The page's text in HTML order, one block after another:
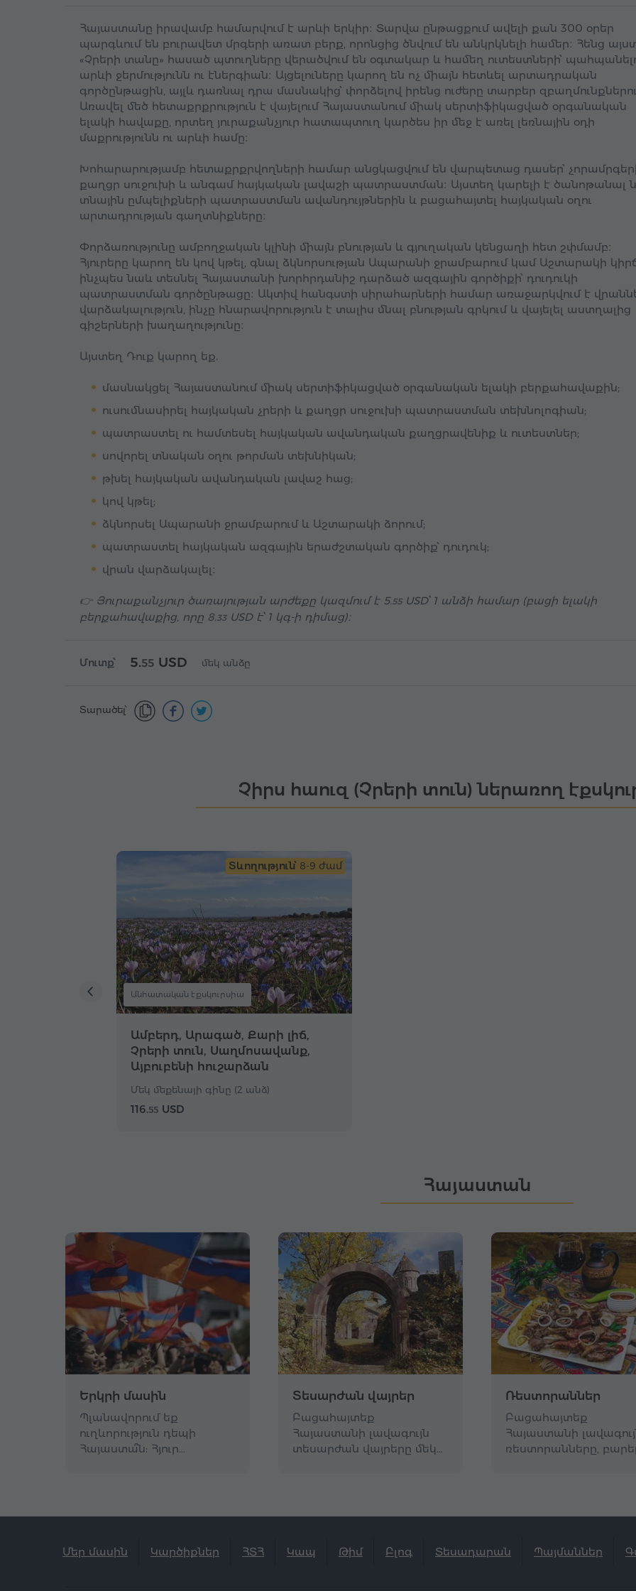
Հայաստանը իրավամբ համարվում է արևի երկիր։ Տարվա ընթացքում ավելի քան 300 օրեր
պարգևում են բուրավետ մրգերի առատ բերք, որոնցից ծնվում են անկրկնելի համեր։ Հենց
«Չրերի տանը» հասած պտուղները վերածվում են օգտակար և համեղ ուտեստների՝
արևի ջերմությունն ու էներգիան։ Այցելուները կարող են ոչ միայն հետևել արտադրական
գործընթացին, այլև դառնալ դրա մասնակից՝ փորձելով իրենց ուժերը տարբեր
Առավել մեծ հետաքրքրություն է վայելում Հայաստանում միակ սերտիֆիկացված օրգանական
ելակի հավաքը, որտեղ յուրաքանչյուր հատապտուղ կարծես իր մեջ է առել լեռնային օդի
մաքրությունն ու արևի համը։
Խոհարարությամբ հետաքրքրվողների համար անցկացվում են վարպետաց դասեր՝
քաղցր սուջուխի և անգամ հայկական լավաշի պատրաստման։ Այստեղ կարելի է ծանոթանալ
տնային ըմպելիքների պատրաստման ավանդույթներին և բացահայտել հայկական օղու
արտադրության գաղտնիքները։
Փորձառությունը ամբողջական կլինի միայն բնության և գյուղական կենցաղի հետ շփմամբ։
Հյուրերը կարող են կով կթել, գնալ ձկնորսության Ապարանի ջրամբարում կամ Աշտարակի
ինչպես նաև տեսնել Հայաստանի խորհրդանիշ դարձած ազգային գործիքի՝ դուդուկի
պատրաստման գործընթացը։ Ակտիվ հանգստի սիրահարների համար առաջարկվում է
վարձակալություն, ինչը հնարավորություն է տալիս մնալ բնության գրկում և վայելել աստղալից
գիշերների խաղաղությունը։
Այստեղ Դուք կարող եք.
մասնակցել Հայաստանում միակ սերտիֆիկացված օրգանական ելակի բերքահավաքին;
ուսումնասիրել հայկական չրերի և քաղցր սուջուխի պատրաստման տեխնոլոգիան;
պատրաստել ու համտեսել հայկական ավանդական քաղցրավենիք և ուտեստներ;
սովորել տնական օղու թորման տեխնիկան;
թխել հայկական ավանդական լավաշ հաց;
կով կթել;
ձկնորսել Ապարանի ջրամբարում և Աշտարակի ձորում;
պատրաստել հայկական ազգային երաժշտական գործիք՝ դուդուկ;
վրան վարձակալել։
👉 Յուրաքանչյուր ծառայության արժեքը կազմում է 5.55USD՝ 1 անձի համար (բացի ելակի
բերքահավաքից, որը 8.33USDէ՝ 1 կգ-ի դիմաց)։
Մուտք՝ 5.55 USD մեկ անձը
Տարածել՝
Չիրս հաուզ (Չրերի տուն) ներառող
Տևողություն՝ 8-9 ժամ
Անհատական էքսկուրսիա
Ամբերդ, Արագած, Քարի լիճ,
Չրերի տուն, Սաղմոսավանք,
Այբուբենի հուշարձան
Մեկ մեքենայի գինը (2 անձ)
116.55 USD
Հայաստան
Երկրի մասին
Պլանավորում եք
ուղևորություն դեպի
Հայաստա՞ն: Հյուր…
Տեսարժան վայրեր
Բացահայտեք
Հայաստանի լավագույն
տեսարժան վայրերը մեկ…
Ռեստորաններ
Բացահայտեք
Հայաստանի
ռեստորանները,
Մեր մասին Կարծիքներ ՀՏՀ Կապ Թիմ Բլոգ Տեսադարան Պայմաններ